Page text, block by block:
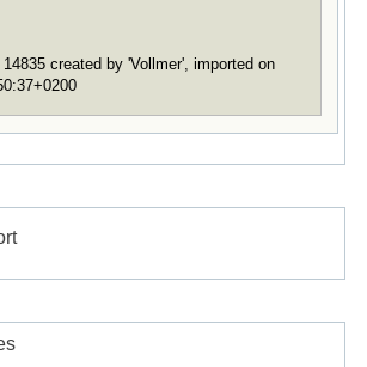
created by 'Vollmer', imported on